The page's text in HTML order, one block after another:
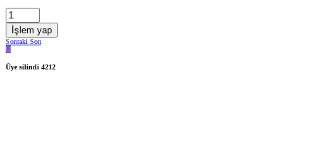
İşlem yap
Sonraki Son
Ü
Üye silindi 4212